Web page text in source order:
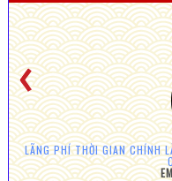
LÃNG PHÍ THỜI GIAN CHÍNH